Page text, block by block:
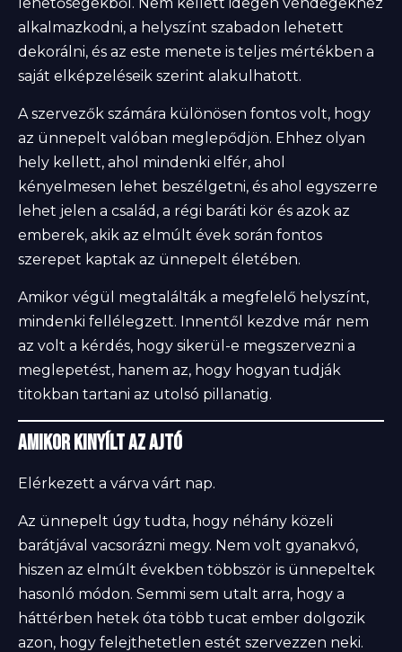
alkalmazkodni, a helyszínt szabadon lehetett
dekorálni, és az este menete is teljes mértékben a
saját elképzeléseik szerint alakulhatott.
A szervezők számára különösen fontos volt, hogy
az ünnepelt valóban meglepődjön. Ehhez olyan
hely kellett, ahol mindenki elfér, ahol
kényelmesen lehet beszélgetni, és ahol egyszerre
lehet jelen a család, a régi baráti kör és azok az
emberek, akik az elmúlt évek során fontos
szerepet kaptak az ünnepelt életében.
Amikor végül megtalálták a megfelelő helyszínt,
mindenki fellélegzett. Innentől kezdve már nem
az volt a kérdés, hogy sikerül-e megszervezni a
meglepetést, hanem az, hogy hogyan tudják
titokban tartani az utolsó pillanatig.
Amikor kinyílt az ajtó
Elérkezett a várva várt nap.
Az ünnepelt úgy tudta, hogy néhány közeli
barátjával vacsorázni megy. Nem volt gyanakvó,
hiszen az elmúlt években többször is ünnepeltek
hasonló módon. Semmi sem utalt arra, hogy a
háttérben hetek óta több tucat ember dolgozik
azon, hogy felejthetetlen estét szervezzen neki.